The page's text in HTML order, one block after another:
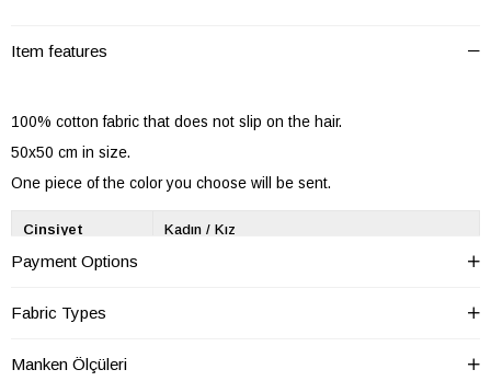
Item features
100% cotton fabric that does not slip on the hair.
50x50 cm in size.
One piece of the color you choose will be sent.
Cinsiyet Kadın / Kız
Desen
Materyal
Payment Options
Fabric Types
Manken Ölçüleri